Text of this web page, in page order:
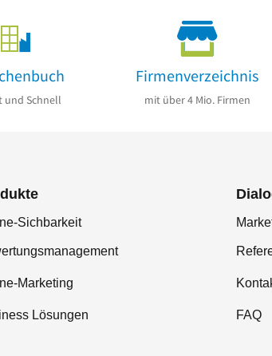
und Schnell
Firmenverzeichnis
mit über 4 Mio. Firmen
Sichbarkeit
Marketing
Lösungen FAQ